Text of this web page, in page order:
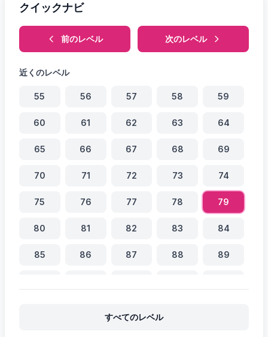
クイックナビ
前のレベル 次のレベル
近くのレベル
55 56 57 58 59
60 61 62 63 64
65 66 67 68 69
70 71 72 73 74
75 76 77 78 79
80 81 82 83 84
85 86 87 88 89
すべてのレベル